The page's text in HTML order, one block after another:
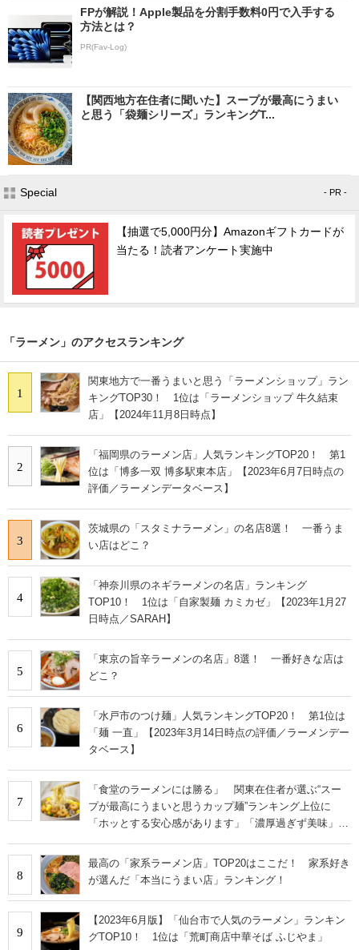
FPが解説！Apple製品を分割手数料0円で入手する
方法とは？
PR(Fav-Log)
【関西地方在住者に聞いた】スープが最高にうまい
と思う「袋麺シリーズ」ランキングT...
Special - PR -
【抽選で5,000円分】Amazonギフトカードが
当たる！読者アンケート実施中
「ラーメン」のアクセスランキング
1
関東地方で一番うまいと思う「ラーメンショップ」ラン
キングTOP30！ 1位は「ラーメンショップ 牛久結束
店」【2024年11月8日時点】
2
「福岡県のラーメン店」人気ランキングTOP20！ 第1
位は「博多一双 博多駅東本店」【2023年6月7日時点の
評価／ラーメンデータベース】
3
茨城県の「スタミナラーメン」の名店8選！ 一番うま
い店はどこ？
4
「神奈川県のネギラーメンの名店」ランキング
TOP10！ 1位は「自家製麺 カミカゼ」【2023年1月27
日時点／SARAH】
5
「東京の旨辛ラーメンの名店」8選！ 一番好きな店は
どこ？
6
「水戸市のつけ麺」人気ランキングTOP20！ 第1位は
「麺 一直」【2023年3月14日時点の評価／ラーメンデー
タベース】
7
「食堂のラーメンには勝る」 関東在住者が選ぶ“スー
プが最高にうまいと思うカップ麺”ランキング上位に
「ホッとする安心感があります」「濃厚過ぎず美味」の
8
最高の「家系ラーメン店」TOP20はここだ！ 家系好き
が選んだ「本当にうまい店」ランキング！
9
【2023年6月版】「仙台市で人気のラーメン」ランキン
グTOP10！ 1位は「荒町商店中華そば ふじやま」